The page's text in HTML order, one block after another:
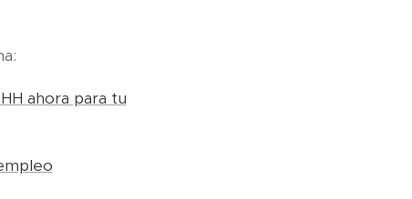
ahora para tu